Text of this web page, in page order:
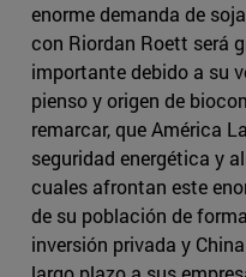
enorme demanda de
con Riordan Roett será
importante debido a su
pienso y origen de
remarcar, que América
seguridad energética y
cuales afrontan este
de su población de
inversión privada y